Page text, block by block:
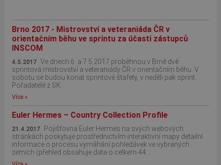
Brno 2017 - Mistrovství a veteraniáda ČR v
orientačním běhu ve sprintu za účasti zástupců
INSCOM
4.5.2017 Ve dnech 6. a 7.5.2017 proběhnou v Brně dvě
sprintová mistrovství a veteraniády ČR v orientačním běhu. V
sobotu se budou konat sprintové štafety, v neděli pak sprint.
Pořadatelé z SK...
Více »
Euler Hermes – Country Collection Profile
21.4.2017
Pojišťovna Euler Hermes na svých webových
stránkách poskytuje prostřednictvím interaktivní mapy detailní
informace o procesu vymáhání pohledávek ve vybraných
zemích (přehled obsahuje data o celkem 44...